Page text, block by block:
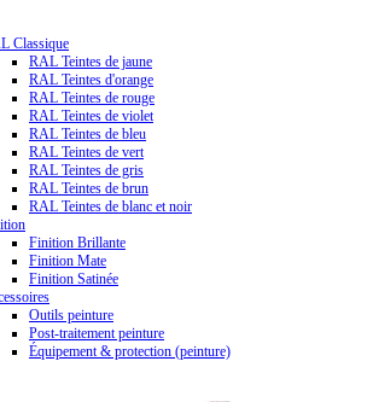
Classique
RAL Teintes de jaune
RAL Teintes d'orange
RAL Teintes de rouge
RAL Teintes de violet
RAL Teintes de bleu
RAL Teintes de vert
RAL Teintes de gris
RAL Teintes de brun
RAL Teintes de blanc et noir
Finition Brillante
Finition Mate
Finition Satinée
Outils peinture
Post-traitement peinture
Équipement & protection (peinture)